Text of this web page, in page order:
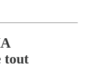
tout